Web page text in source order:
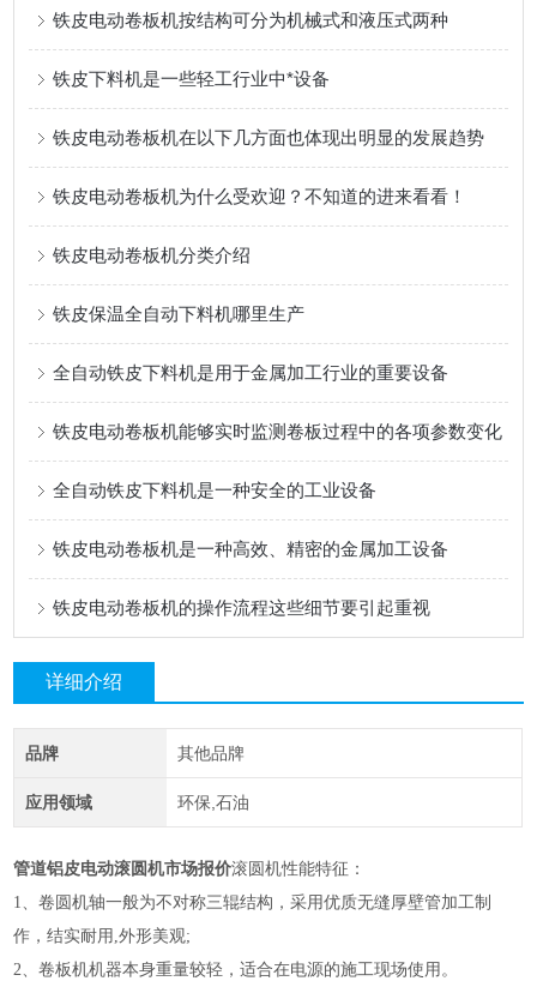
铁皮电动卷板机按结构可分为机械式和液压式两种
铁皮下料机是一些轻工行业中*设备
铁皮电动卷板机在以下几方面也体现出明显的发展趋势
铁皮电动卷板机为什么受欢迎？不知道的进来看看！
铁皮电动卷板机分类介绍
铁皮保温全自动下料机哪里生产
全自动铁皮下料机是用于金属加工行业的重要设备
铁皮电动卷板机能够实时监测卷板过程中的各项参数变化
全自动铁皮下料机是一种安全的工业设备
铁皮电动卷板机是一种高效、精密的金属加工设备
铁皮电动卷板机的操作流程这些细节要引起重视
详细介绍
品牌 其他品牌
应用领域 环保,石油
管道铝皮电动滚圆机市场报价滚圆机性能特征：
1、卷圆机轴一般为不对称三辊结构，采用优质无缝厚壁管加工制
作，结实耐用,外形美观;
2、卷板机机器本身重量较轻，适合在电源的施工现场使用。